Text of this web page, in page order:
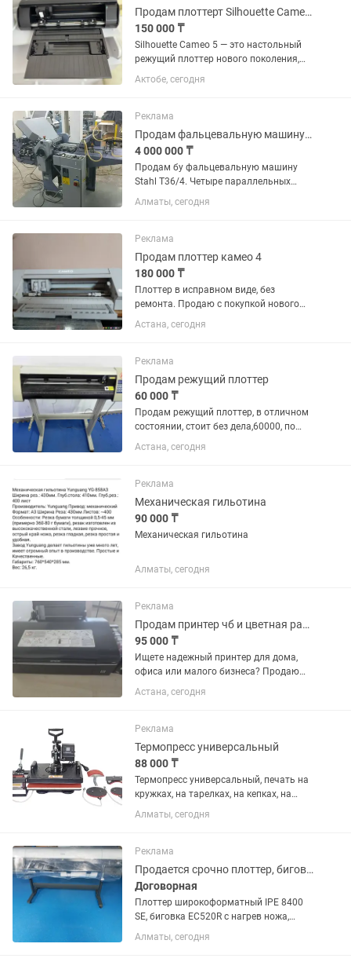
Продам плоттерт Silhouette Cameo 5
150 000 ₸
Silhouette Cameo 5 — это настольный
режущий плоттер нового поколения,
самый быстрый, тихий и точный в
линейке производителя. Плоттер
отличном состоянии. Все...
Актобе, сегодня
Реклама
Продам фальцевальную машину Stahl T36/4
4 000 000 ₸
Продам бу фальцевальную машину
Stahl T36/4. Четыре параллельных
фальца. В идеальном состоянии.
Полностью комплектная и готова к
транспортируемую тележку. Возможен
обмен на...
Алматы, сегодня
Реклама
Продам плоттер камео 4
180 000 ₸
Плоттер в исправном виде, без
ремонта. Продаю с покупкой нового
плоттера
Астана, сегодня
Реклама
Продам режущий плоттер
60 000 ₸
Продам режущий плоттер, в отличном
состоянии, стоит без дела,60000, по
Астане возможно доставка
Астана, сегодня
Реклама
Механическая гильотина
90 000 ₸
Механическая гильотина
Алматы, сегодня
Реклама
Продам принтер чб и цветная распечатка
95 000 ₸
Ищете надежный принтер для дома,
офиса или малого бизнеса? Продаю
легендарный 6-цветный фотопринтер
Epson L800 в отличном, полностью
решение как для печати...
Астана, сегодня
Реклама
Термопресс универсальный
88 000 ₸
Термопресс универсальный, печать на
кружках, на тарелках, на кепках, на
футболках, на бейсболках. Рабочая
площадь 29×38 см. Комплекта 5
Алматы, сегодня
Реклама
Продается срочно плоттер, биговки, брошюровщики
Договорная
Плоттер широкоформатный IPE 8400
SE, биговка EC520R с нагрев ножа,
биговка авто СМ330, брощировщики:
RENZ Eco360 с шагом 2:1и WIRE/GO с
Алматы, сегодня